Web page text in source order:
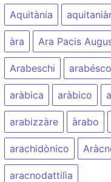
Aquitània
àra Ara Pacis
Arabeschi arabésco
aràbica aràbico
arabizzàre àrabo
arachidònico
aracnodattilìa